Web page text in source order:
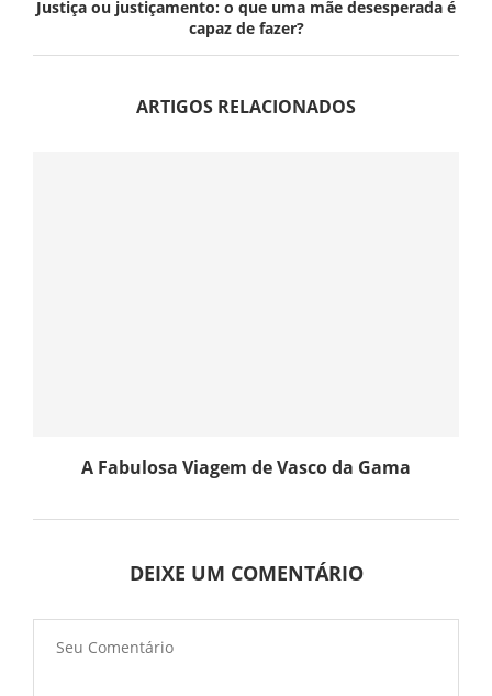
Justiça ou justiçamento: o que uma mãe desesperada é
capaz de fazer?
ARTIGOS RELACIONADOS
A Fabulosa Viagem de Vasco da Gama
DEIXE UM COMENTÁRIO